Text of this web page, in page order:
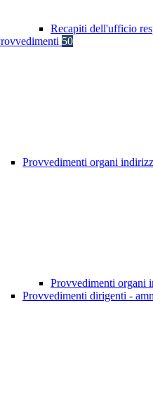
Recapiti dell'ufficio
50
Provvedimenti organi
Provvedimenti organi
Provvedimenti dirigenti -